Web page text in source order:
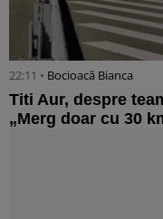
22:11 • Bocioacă Bianca
Titi Aur, despre
„Merg doar cu 30